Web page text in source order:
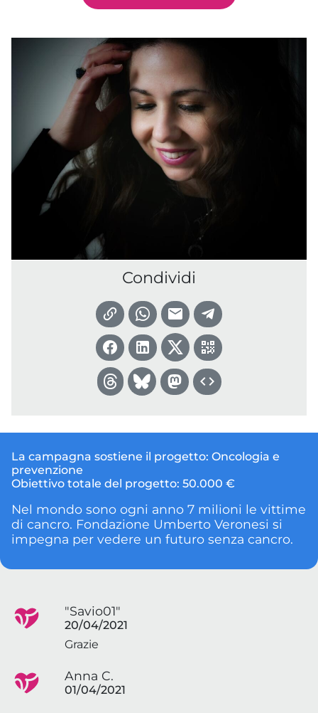
Condividi
La campagna sostiene il progetto: Oncologia e
prevenzione
Obiettivo totale del progetto: 50.000 €
Nel mondo sono ogni anno 7 milioni le vittime
di cancro. Fondazione Umberto Veronesi si
impegna per vedere un futuro senza cancro.
"Savio01"
20/04/2021
Grazie
Anna C.
01/04/2021